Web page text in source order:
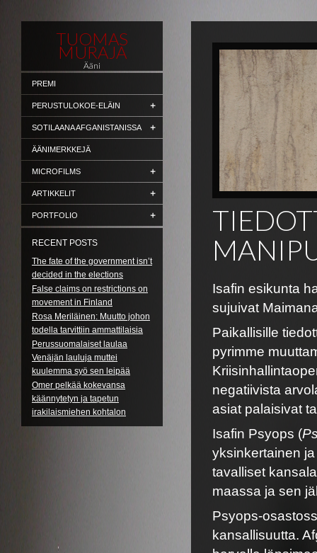
TUOMAS
MURAJA
Ääni
PREMI
PERUSTULOKOE-ELÄIN
SOTILAANA AFGANISTANISSA
ÄÄNIMERKKEJÄ
MICROFILMS
ARTIKKELIT
PORTFOLIO
RECENT POSTS
The fate of the government isn’t
decided in the elections
False claims on restrictions on
movement in Finland
Rosa Meriläinen: Muutto johon
todella tarvittiin ammattilaisia
Perussuomalaiset laulaa
Venäjän lauluja muttei
kuulemma syö sen leipää
Omer pelkää kokevansa
käännytetyn ja tapetun
irakilaismiehen kohtalon
Isafin esikunta
sujuivat
Paikallisille
pyrimme
negatiivista
asiat palaisivat
Isafin Psyops (
yksinkertainen
tavalliset
maassa ja sen
Psyops-
kansallisuutta.